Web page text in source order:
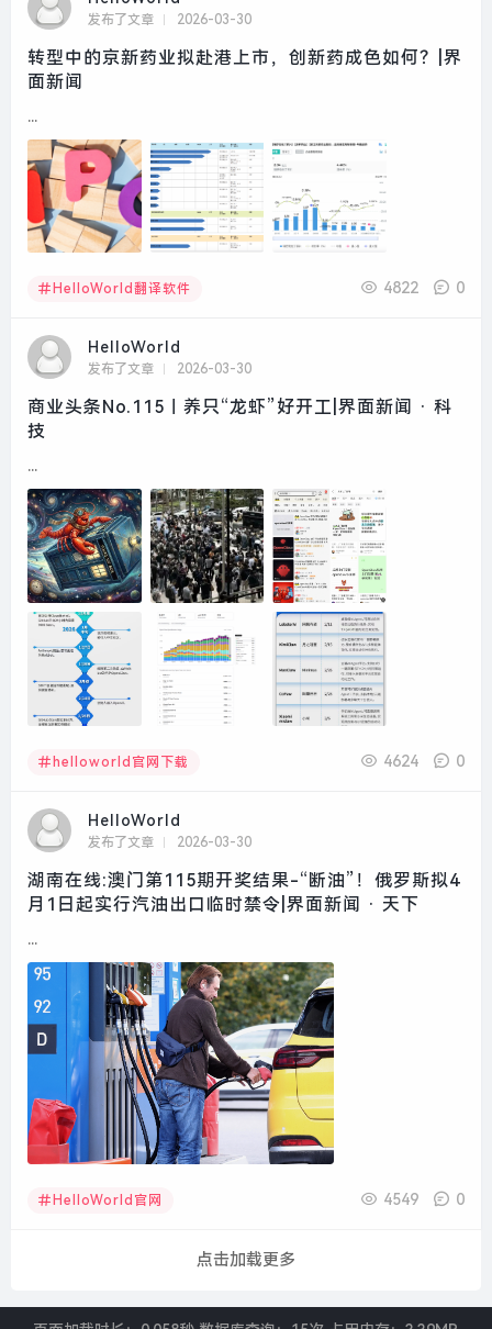
发布了文章 2026-03-30
转型中的京新药业拟赴港上市，创新药成色如何？|界
面新闻
...
HelloWorld翻译软件 4822 0
HelloWorld
发布了文章 2026-03-30
商业头条No.115｜养只“龙虾”好开工|界面新闻 · 科
技
...
helloworld官网下载 4624 0
HelloWorld
发布了文章 2026-03-30
湖南在线:澳门第115期开奖结果-“断油”！俄罗斯拟4
月1日起实行汽油出口临时禁令|界面新闻 · 天下
...
HelloWorld官网 4549 0
点击加载更多